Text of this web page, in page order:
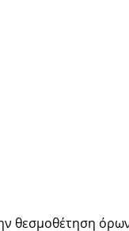
θεσμοθέτηση